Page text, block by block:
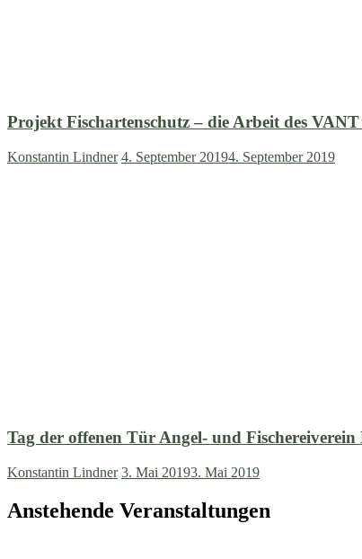
Projekt Fischartenschutz – die Arbeit des VANT
Konstantin Lindner 4. September 20194. September 2019
Tag der offenen Tür Angel- und Fischereiverein
Konstantin Lindner 3. Mai 20193. Mai 2019
Anstehende Veranstaltungen